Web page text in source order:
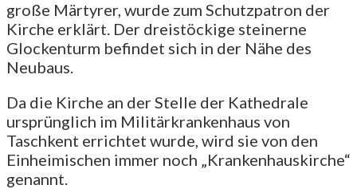
große Märtyrer, wurde zum Schutzpatron der
Kirche erklärt. Der dreistöckige steinerne
Glockenturm befindet sich in der Nähe des
Neubaus.
Da die Kirche an der Stelle der Kathedrale
ursprünglich im Militärkrankenhaus von
Taschkent errichtet wurde, wird sie von den
Einheimischen immer noch „Krankenhauskirche“
genannt.